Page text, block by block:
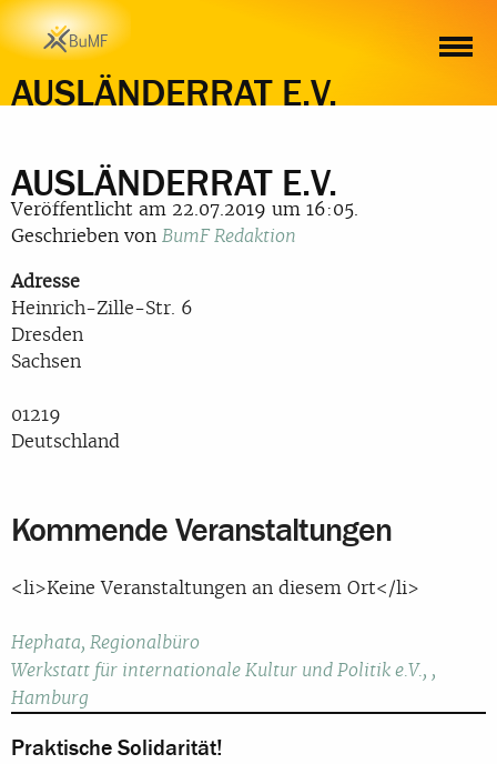
AUSLÄNDERRAT E.V.
AUSLÄNDERRAT E.V.
Veröffentlicht am 22.07.2019 um 16:05.
Geschrieben von BumF Redaktion
Adresse
Heinrich-Zille-Str. 6
Dresden
Sachsen
01219
Deutschland
Kommende Veranstaltungen
<li>Keine Veranstaltungen an diesem Ort</li>
Beitragsnavigation
Hephata, Regionalbüro
Werkstatt für internationale Kultur und Politik e.V., ,
Hamburg
Praktische Solidarität!